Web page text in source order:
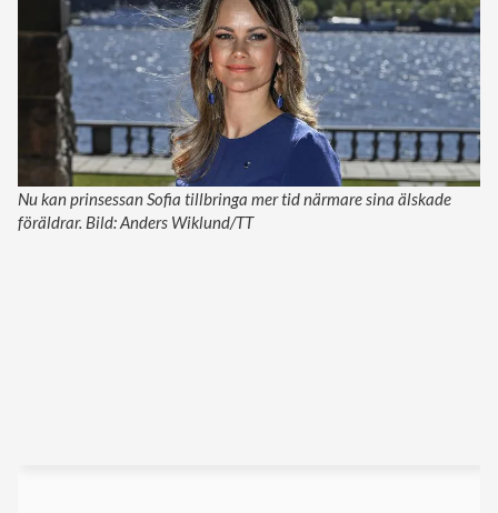
Nu kan prinsessan Sofia tillbringa mer tid närmare sina älskade
föräldrar. Bild: Anders Wiklund/TT